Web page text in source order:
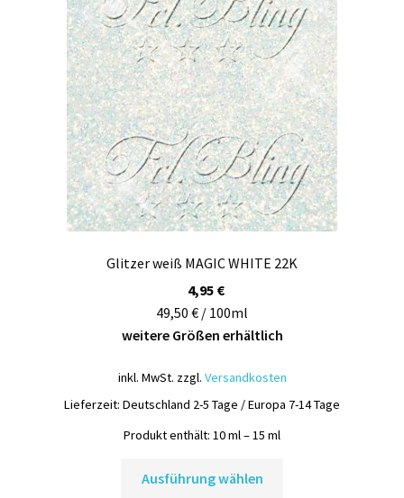
Glitzer weiß MAGIC WHITE 22K
4,95 €
49,50 € / 100ml
weitere Größen erhältlich
inkl. MwSt. zzgl. Versandkosten
Lieferzeit: Deutschland 2-5 Tage / Europa 7-14 Tage
Produkt enthält: 10ml– 15 ml
Ausführung wählen